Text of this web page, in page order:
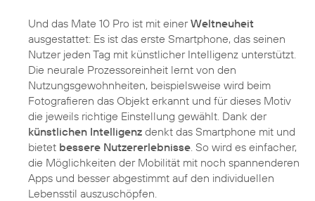
Und das Mate 10 Pro ist mit einerWeltneuheit
ausgestattet: Es ist das erste Smartphone, das seinen
Nutzer jeden Tag mit künstlicher Intelligenz unterstützt.
Die neurale Prozessoreinheit lernt von den
Nutzungsgewohnheiten, beispielsweise wird beim
Fotografieren das Objekt erkannt und für dieses Motiv
die jeweils richtige Einstellung gewählt. Dank der
künstlichen Intelligenz denkt das Smartphone mit und
bietet bessere Nutzererlebnisse . So wird es einfacher,
die Möglichkeiten der Mobilität mit noch spannenderen
Apps und besser abgestimmt auf den individuellen
Lebensstil auszuschöpfen.